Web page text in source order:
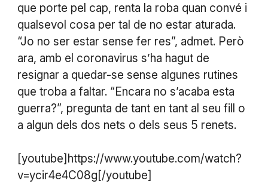
que porte pel cap, renta la roba quan convé i
qualsevol cosa per tal de no estar aturada.
“Jo no ser estar sense fer res”, admet. Però
ara, amb el coronavirus s’ha hagut de
resignar a quedar-se sense algunes rutines
que troba a faltar. “Encara no s’acaba esta
guerra?”, pregunta de tant en tant al seu fill o
a algun dels dos nets o dels seus 5 renets.
[youtube]https://www.youtube.com/watch?
v=ycir4e4C08g[/youtube]